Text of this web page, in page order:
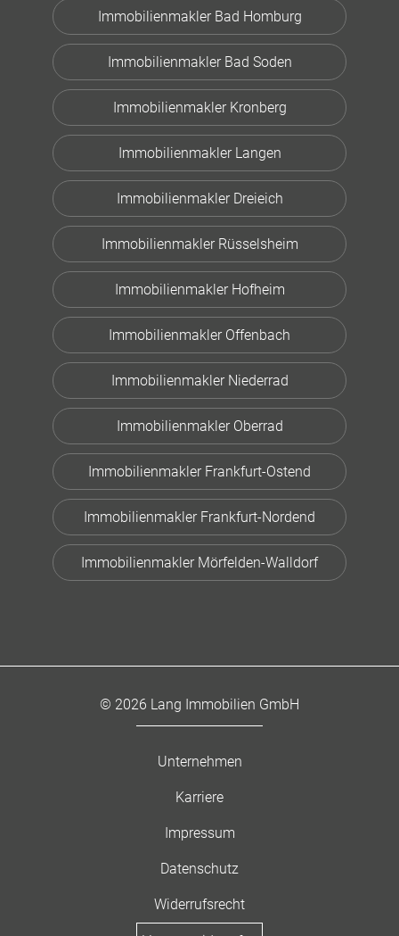
Immobilienmakler Bad Homburg
Immobilienmakler Bad Soden
Immobilienmakler Kronberg
Immobilienmakler Langen
Immobilienmakler Dreieich
Immobilienmakler Rüsselsheim
Immobilienmakler Hofheim
Immobilienmakler Offenbach
Immobilienmakler Niederrad
Immobilienmakler Oberrad
Immobilienmakler Frankfurt-Ostend
Immobilienmakler Frankfurt-Nordend
Immobilienmakler Mörfelden-Walldorf
© 2026 Lang Immobilien GmbH
Unternehmen
Karriere
Impressum
Datenschutz
Widerrufsrecht